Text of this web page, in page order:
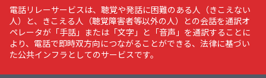
電話リレーサービスは、聴覚や発話に困難のある人（きこえない
人）と、きこえる人（聴覚障害者等以外の人）との会話を通訳オ
ペレータが「手話」または「文字」と「音声」を通訳することに
より、電話で即時双方向につながることができる、法律に基づい
た公共インフラとしてのサービスです。